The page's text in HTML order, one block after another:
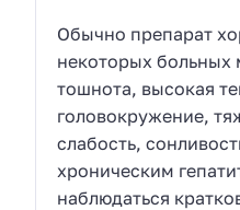
Обычно препарат
некоторых больных
тошнота, высокая
головокружение,
слабость,
хроническим
наблюдаться